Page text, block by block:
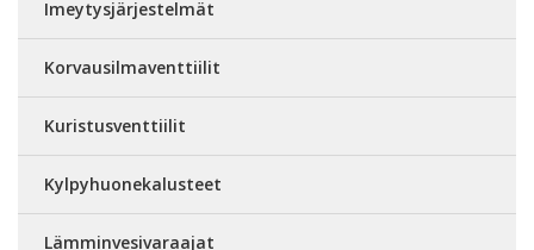
Imeytysjärjestelmät
Korvausilmaventtiilit
Kuristusventtiilit
Kylpyhuonekalusteet
Lämminvesivaraajat